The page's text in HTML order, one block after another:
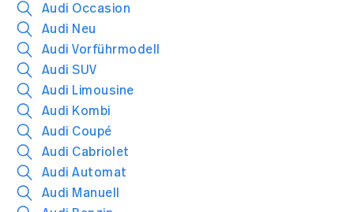
Audi Occasion
Audi Neu
Audi Vorführmodell
Audi SUV
Audi Limousine
Audi Kombi
Audi Coupé
Audi Cabriolet
Audi Automat
Audi Manuell